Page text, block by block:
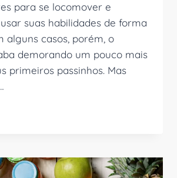
para se locomover e
suas habilidades de forma
alguns casos, porém, o
demorando um pouco mais
primeiros passinhos. Mas